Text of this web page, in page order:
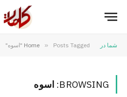
شما در Home » Posts Tagged "اسوه"
BROWSING: اسوه